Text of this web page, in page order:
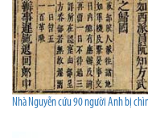
Nhà Nguyễn cứu 90 người Anh bị